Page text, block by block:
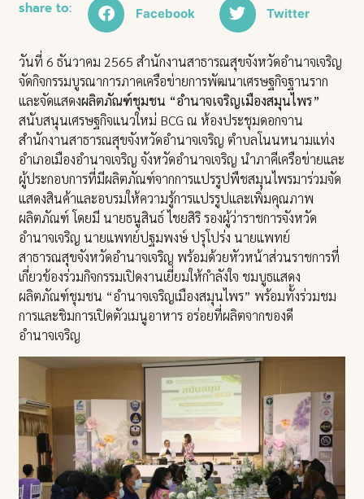
share to: Facebook Twitter
วันที่ 6 ธันวาคม 2565 สำนักงานสาธารณสุขจังหวัดอำนาจเจริญ
จัดกิจกรรมบูรณาการภาคเครือข่ายการพัฒนาเศรษฐกิจฐานราก
และจัดแสดงผลิตภัณฑ์ชุมชน “อำนาจเจริญเมืองสมุนไพร”
สนับสนุนเศรษฐกิจแนวใหม่ BCG ณ ห้องประชุมดอกจาน
สำนักงานสาธารณสุขจังหวัดอำนาจเจริญ ตำบลโนนหนามแท่ง
อำเภอเมืองอำนาจเจริญ จังหวัดอำนาจเจริญ นำภาคีเครือข่ายและ
ผู้ประกอบการที่มีผลิตภัณฑ์จากการแปรรูปพืชสมุนไพรมาร่วมจัด
แสดงสินค้าและอบรมให้ความรู้การแปรรูปและเพิ่มคุณภาพ
ผลิตภัณฑ์ โดยมี นายธนูสินธ์ ไชยสิริ รองผู้ว่าราชการจังหวัด
อำนาจเจริญ นายแพทย์ปฐมพงษ์ ปรุโปร่ง นายแพทย์
สาธารณสุขจังหวัดอำนาจเจริญ พร้อมด้วยหัวหน้าส่วนราชการที่
เกี่ยวข้องร่วมกิจกรรมเปิดงานเยี่ยมให้กำลังใจ ชมบูธแสดง
ผลิตภัณฑ์ชุมชน “อำนาจเจริญเมืองสมุนไพร” พร้อมทั้งร่วมชม
การและชิมการเปิดตัวเมนูอาหาร อร่อยที่ผลิตจากของดี
อำนาจเจริญ